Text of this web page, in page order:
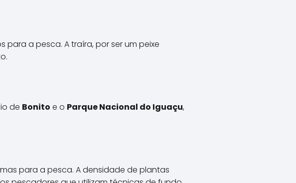
a pesca. A traíra, por ser um peixe
de Bonito e o Parque Nacional do Iguaçu,
para a pesca. A densidade de plantas